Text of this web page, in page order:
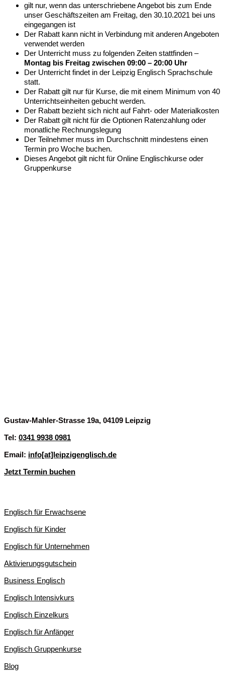
gilt nur, wenn das unterschriebene Angebot bis zum Ende
unser Geschäftszeiten am Freitag, den 30.10.2021 bei uns
eingegangen ist
Der Rabatt kann nicht in Verbindung mit anderen Angeboten
verwendet werden
Der Unterricht muss zu folgenden Zeiten stattfinden –
Montag bis Freitag zwischen 09:00 – 20:00 Uhr
Der Unterricht findet in der Leipzig Englisch Sprachschule
statt.
Der Rabatt gilt nur für Kurse, die mit einem Minimum von 40
Unterrichtseinheiten gebucht werden.
Der Rabatt bezieht sich nicht auf Fahrt- oder Materialkosten
Der Rabatt gilt nicht für die Optionen Ratenzahlung oder
monatliche Rechnungslegung
Der Teilnehmer muss im Durchschnitt mindestens einen
Termin pro Woche buchen.
Dieses Angebot gilt nicht für Online Englischkurse oder
Gruppenkurse
Gustav-Mahler-Strasse 19a, 04109 Leipzig
Tel: 0341 9938 0981
Email: info[at]leipzigenglisch.de
Jetzt Termin buchen
Englisch für Erwachsene
Englisch für Kinder
Englisch für Unternehmen
Aktivierungsgutschein
Business Englisch
Englisch Intensivkurs
Englisch Einzelkurs
Englisch für Anfänger
Englisch Gruppenkurse
Blog